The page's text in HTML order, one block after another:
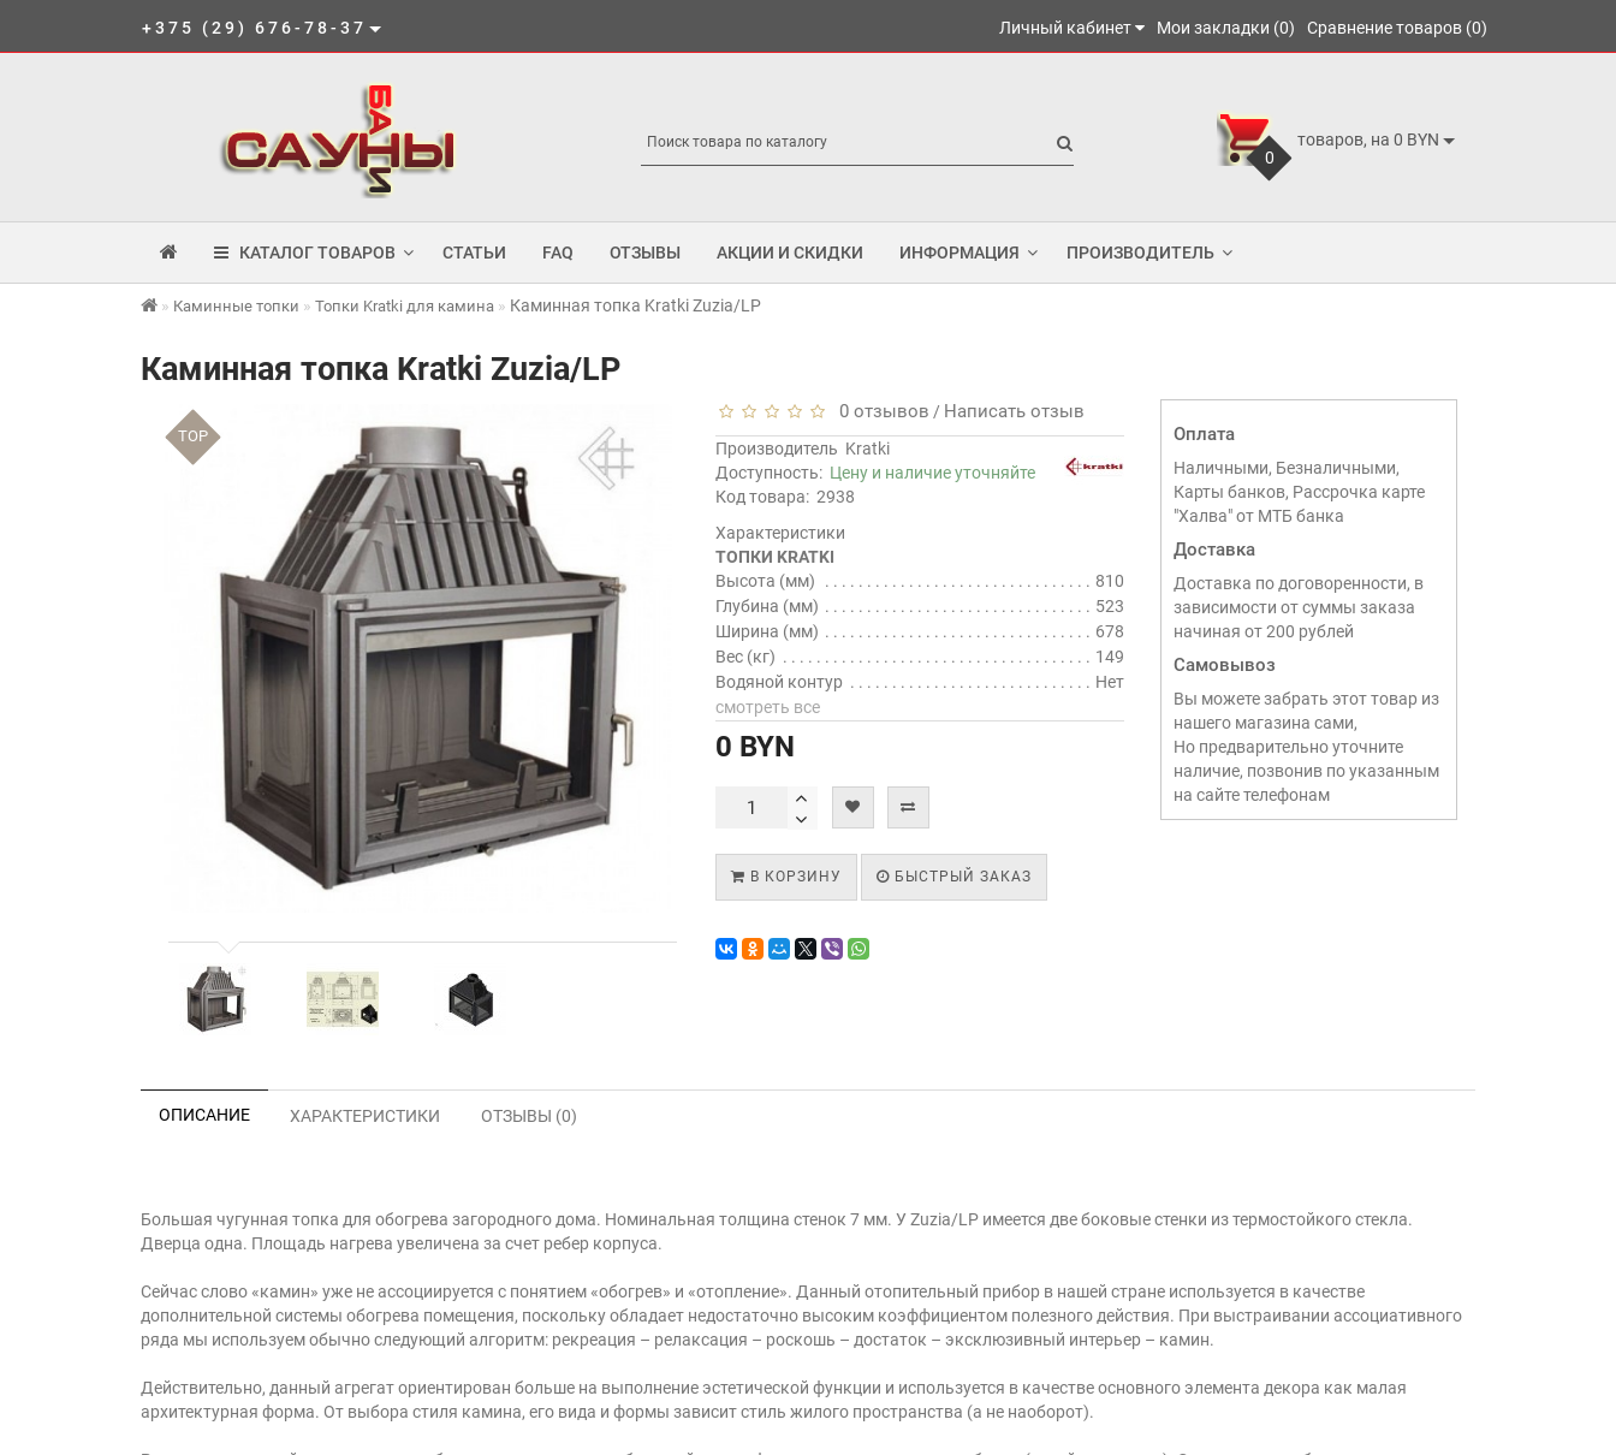
+375 (29) 676-78-37 Личный кабинет Мои закладки (0) Сравнение товаров (0)
0
товаров, на 0 BYN
КАТАЛОГ ТОВАРОВ СТАТЬИ FAQ ОТЗЫВЫ АКЦИИ И СКИДКИ ИНФОРМАЦИЯ ПРОИЗВОДИТЕЛЬ
Каминные топки Топки Kratki для камина Каминная топка Kratki Zuzia/LP
Каминная топка Kratki Zuzia/LP
TOP
0 отзывов / Написать отзыв
Производитель Kratki
Доступность: Цену и наличие уточняйте
Код товара: 2938
Характеристики
ТОПКИ KRATKI
Высота (мм)
810
Глубина (мм)
523
Ширина (мм)
678
Вес (кг)
149
Водяной контур
Нет
смотреть все
0 BYN
В КОРЗИНУ БЫСТРЫЙ ЗАКАЗ
Оплата
Наличными, Безналичными,
Карты банков, Рассрочка карте
"Халва" от МТБ банка
Доставка
Доставка по договоренности, в
зависимости от суммы заказа
начиная от 200 рублей
Самовывоз
Вы можете забрать этот товар из
нашего магазина сами,
Но предварительно уточните
наличие, позвонив по указанным
на сайте телефонам
ОПИСАНИЕ ХАРАКТЕРИСТИКИ ОТЗЫВЫ (0)
Большая чугунная топка для обогрева загородного дома. Номинальная толщина стенок 7 мм. У Zuzia/LP имеется две боковые стенки из термостойкого стекла.
Дверца одна. Площадь нагрева увеличена за счет ребер корпуса.
Сейчас слово «камин» уже не ассоциируется с понятием «обогрев» и «отопление». Данный отопительный прибор в нашей стране используется в качестве
дополнительной системы обогрева помещения, поскольку обладает недостаточно высоким коэффициентом полезного действия. При выстраивании ассоциативного
ряда мы используем обычно следующий алгоритм: рекреация – релаксация – роскошь – достаток – эксклюзивный интерьер – камин.
Действительно, данный агрегат ориентирован больше на выполнение эстетической функции и используется в качестве основного элемента декора как малая
архитектурная форма. От выбора стиля камина, его вида и формы зависит стиль жилого пространства (а не наоборот).